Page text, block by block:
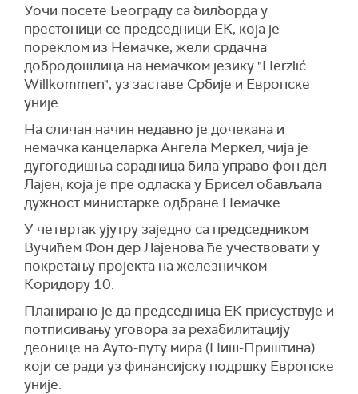
Уочи посете Београду са билборда у
престоници се председници ЕК, која је
пореклом из Немачке, жели срдачна
добродошлица на немачком језику "Herzlić
Willkommen", уз заставе Србије и Европске
уније.
На сличан начин недавно је дочекана и
немачка канцеларка Ангела Меркел, чија је
дугогодишња сарадница била управо фон дел
Лајен, која је пре одласка у Брисел обављала
дужност министарке одбране Немачке.
У четвртак ујутру заједно са председником
Вучићем Фон дер Лајенова ће учествовати у
покретању пројекта на железничком
Коридору 10.
Планирано је да председница ЕК присуствује и
потписивању уговора за рехабилитацију
деонице на Ауто-путу мира (Ниш-Приштина)
који се ради уз финансијску подршку Европске
уније.